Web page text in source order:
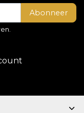
Abonneer